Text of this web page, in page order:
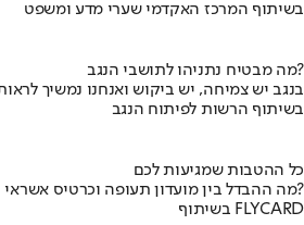
בשיתוף המרכז האקדמי שערי מדע ומשפט
מה מבטיח נתניהו לתושבי הנגב?
בנגב יש צמיחה, יש ביקוש ואנחנו נמשיך
בשיתוף הרשות לפיתוח הנגב
כל ההטבות שמגיעות לכם
מה ההבדל בין מועדון תעופה וכרטיס אשראי?
בשיתוף FLYCARD